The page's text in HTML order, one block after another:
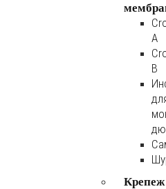
A
B
Крепеж